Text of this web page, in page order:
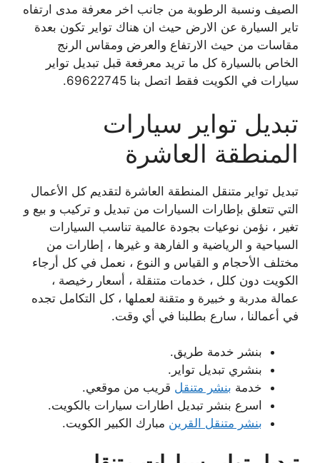
الصيف ونسبة الرطوبة من جانب اخر معرفة مدى ارتفاه
تاير السيارة عن الارض حيث ان هناك تواير تكون بعدة
مقاسات من حيث الارتفاع والعرض ومقاس الرنج
الخاص بالسيارة كل ما تريد معرفعة قبل تبديل تواير
سيارات في الكويت فقط اتصل بنا 69622745.
تبديل تواير سيارات
المنطقة العاشرة
تبديل تواير متنقل المنطقة العاشرة لتقديم كل الأعمال
التي تتعلق بإطارات السيارات من تبديل و تركيب و بيع و
تغير ، نؤمن نوعيات بجودة عالمية تناسب السيارات
السياحية و الرياضية و الفارهة و غيرها ، إطارات من
مختلف الأحجام و القياس و النوع ، نعمل في كل أرجاء
الكويت دون كلل ، خدمات متنقلة ، أسعار رخيصة ،
عمالة مدربة و خبيرة و متقنة لعملها ، كل التكامل تجده
في أعمالنا ، سارع بطلبنا في أي وقت.
بنشر خدمة طريق.
بنشري تبديل تواير.
خدمة بنشر متنقل قريب من موقعي.
اسرع بنشر تبديل اطارات سيارات بالكويت.
بنشر متنقل القرين مبارك الكبير الكويت.